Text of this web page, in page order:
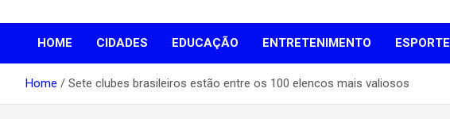
Portal MPiauí
Parnaíba
HOME
CIDADES EDUCAÇÃO ENTRETENIMENTO ESPORTE
Home Sete clubes brasileiros estão entre os 100 elencos mais valiosos